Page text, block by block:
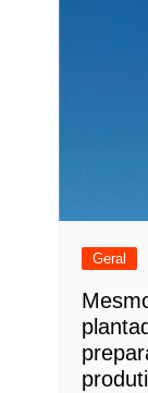
Geral